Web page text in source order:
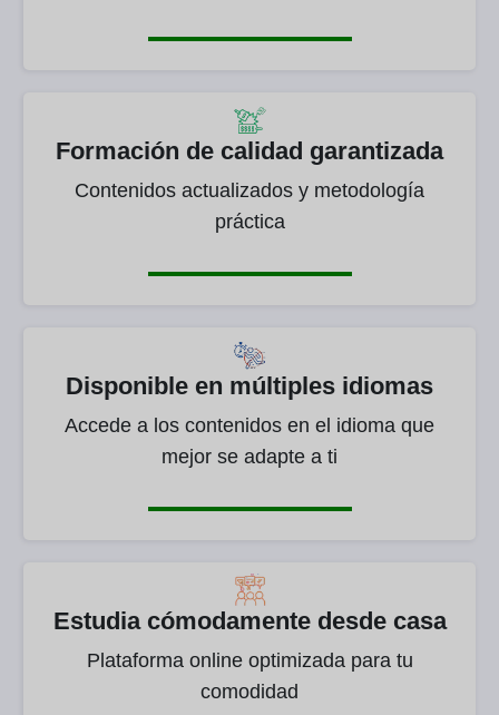
Formación de calidad garantizada
Contenidos actualizados y metodología
práctica
Disponible en múltiples idiomas
Accede a los contenidos en el idioma que
mejor se adapte a ti
Estudia cómodamente desde casa
Plataforma online optimizada para tu
comodidad